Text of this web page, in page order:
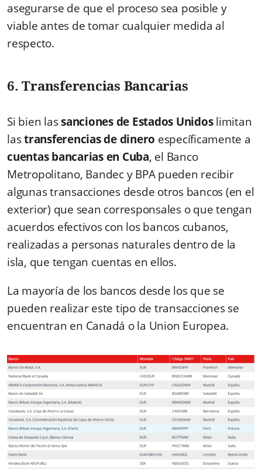
asegurarse de que el proceso sea posible y
viable antes de tomar cualquier medida al
respecto.
6. Transferencias Bancarias
Si bien lassanciones de Estados Unidoslimitan
lastransferencias de dinero específicamente a
cuentas bancarias en Cuba, el Banco
Metropolitano, Bandec y BPA pueden recibir
algunas transacciones desde otros bancos (en el
exterior) que sean corresponsales o que tengan
acuerdos efectivos con los bancos cubanos,
realizadas a personas naturales dentro de la
isla, que tengan cuentas en ellos.
La mayoría de los bancos desde los que se
pueden realizar este tipo de transacciones se
encuentran en Canadá o la Union Europea.